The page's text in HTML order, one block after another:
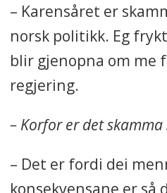
– Karensåret er
norsk politikk. Eg
blir gjenopna om me
regjering.
– Korfor er det
– Det er fordi dei
konsekvensane er så